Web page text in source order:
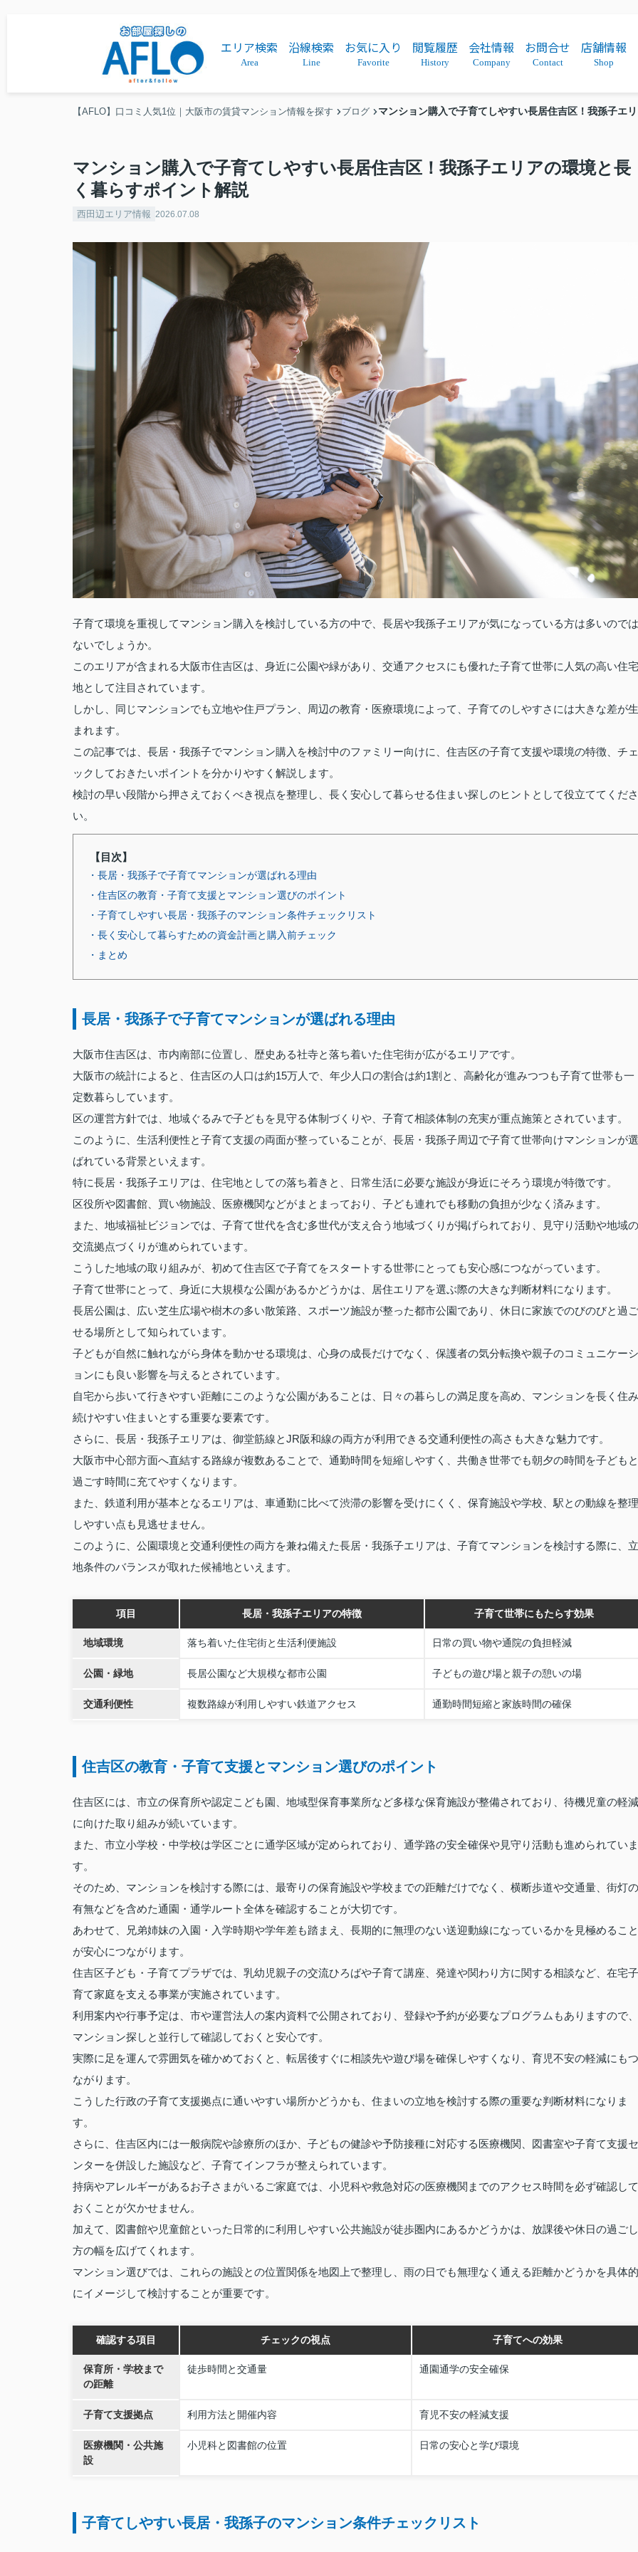
エリア検索
Area
沿線検索
Line
お気に入り
Favorite
閲覧履歴
History
会社情報
Company
お問合せ
Contact
店舗情報
Shop
【AFLO】口コミ人気1位｜大阪市の賃貸マンション情報を探す ブログ マンション購入で子育てしやすい長居住吉区！我孫子エ
マンション購入で子育てしやすい長居住吉区！我孫子エリアの環境と長
く暮らすポイント解説
西田辺エリア情報 2026.07.08
子育て環境を重視してマンション購入を検討している方の中で、長居や我孫子エリアが気になっている方は多いのでは
ないでしょうか。
このエリアが含まれる大阪市住吉区は、身近に公園や緑があり、交通アクセスにも優れた子育て世帯に人気の高い住宅
地として注目されています。
しかし、同じマンションでも立地や住戸プラン、周辺の教育・医療環境によって、子育てのしやすさには大きな差が生
まれます。
この記事では、長居・我孫子でマンション購入を検討中のファミリー向けに、住吉区の子育て支援や環境の特徴、チェ
ックしておきたいポイントを分かりやすく解説します。
検討の早い段階から押さえておくべき視点を整理し、長く安心して暮らせる住まい探しのヒントとして役立ててくださ
い。
【目次】
・長居・我孫子で子育てマンションが選ばれる理由
・住吉区の教育・子育て支援とマンション選びのポイント
・子育てしやすい長居・我孫子のマンション条件チェックリスト
・長く安心して暮らすための資金計画と購入前チェック
・まとめ
長居・我孫子で子育てマンションが選ばれる理由
大阪市住吉区は、市内南部に位置し、歴史ある社寺と落ち着いた住宅街が広がるエリアです。
大阪市の統計によると、住吉区の人口は約15万人で、年少人口の割合は約1割と、高齢化が進みつつも子育て世帯も一
定数暮らしています。
区の運営方針では、地域ぐるみで子どもを見守る体制づくりや、子育て相談体制の充実が重点施策とされています。
このように、生活利便性と子育て支援の両面が整っていることが、長居・我孫子周辺で子育て世帯向けマンションが選
ばれている背景といえます。
特に長居・我孫子エリアは、住宅地としての落ち着きと、日常生活に必要な施設が身近にそろう環境が特徴です。
区役所や図書館、買い物施設、医療機関などがまとまっており、子ども連れでも移動の負担が少なく済みます。
また、地域福祉ビジョンでは、子育て世代を含む多世代が支え合う地域づくりが掲げられており、見守り活動や地域の
交流拠点づくりが進められています。
こうした地域の取り組みが、初めて住吉区で子育てをスタートする世帯にとっても安心感につながっています。
子育て世帯にとって、身近に大規模な公園があるかどうかは、居住エリアを選ぶ際の大きな判断材料になります。
長居公園は、広い芝生広場や樹木の多い散策路、スポーツ施設が整った都市公園であり、休日に家族でのびのびと過ご
せる場所として知られています。
子どもが自然に触れながら身体を動かせる環境は、心身の成長だけでなく、保護者の気分転換や親子のコミュニケーシ
ョンにも良い影響を与えるとされています。
自宅から歩いて行きやすい距離にこのような公園があることは、日々の暮らしの満足度を高め、マンションを長く住み
続けやすい住まいとする重要な要素です。
さらに、長居・我孫子エリアは、御堂筋線とJR阪和線の両方が利用できる交通利便性の高さも大きな魅力です。
大阪市中心部方面へ直結する路線が複数あることで、通勤時間を短縮しやすく、共働き世帯でも朝夕の時間を子どもと
過ごす時間に充てやすくなります。
また、鉄道利用が基本となるエリアは、車通勤に比べて渋滞の影響を受けにくく、保育施設や学校、駅との動線を整理
しやすい点も見逃せません。
このように、公園環境と交通利便性の両方を兼ね備えた長居・我孫子エリアは、子育てマンションを検討する際に、立
地条件のバランスが取れた候補地といえます。
項目 長居・我孫子エリアの特徴 子育て世帯にもたらす効果
地域環境 落ち着いた住宅街と生活利便施設 日常の買い物や通院の負担軽減
公園・緑地 長居公園など大規模な都市公園 子どもの遊び場と親子の憩いの場
交通利便性 複数路線が利用しやすい鉄道アクセス 通勤時間短縮と家族時間の確保
住吉区の教育・子育て支援とマンション選びのポイント
住吉区には、市立の保育所や認定こども園、地域型保育事業所など多様な保育施設が整備されており、待機児童の軽減
に向けた取り組みが続いています。
また、市立小学校・中学校は学区ごとに通学区域が定められており、通学路の安全確保や見守り活動も進められていま
す。
そのため、マンションを検討する際には、最寄りの保育施設や学校までの距離だけでなく、横断歩道や交通量、街灯の
有無などを含めた通園・通学ルート全体を確認することが大切です。
あわせて、兄弟姉妹の入園・入学時期や学年差も踏まえ、長期的に無理のない送迎動線になっているかを見極めること
が安心につながります。
住吉区子ども・子育てプラザでは、乳幼児親子の交流ひろばや子育て講座、発達や関わり方に関する相談など、在宅子
育て家庭を支える事業が実施されています。
利用案内や行事予定は、市や運営法人の案内資料で公開されており、登録や予約が必要なプログラムもありますので、
マンション探しと並行して確認しておくと安心です。
実際に足を運んで雰囲気を確かめておくと、転居後すぐに相談先や遊び場を確保しやすくなり、育児不安の軽減にもつ
ながります。
こうした行政の子育て支援拠点に通いやすい場所かどうかも、住まいの立地を検討する際の重要な判断材料になりま
す。
さらに、住吉区内には一般病院や診療所のほか、子どもの健診や予防接種に対応する医療機関、図書室や子育て支援セ
ンターを併設した施設など、子育てインフラが整えられています。
持病やアレルギーがあるお子さまがいるご家庭では、小児科や救急対応の医療機関までのアクセス時間を必ず確認して
おくことが欠かせません。
加えて、図書館や児童館といった日常的に利用しやすい公共施設が徒歩圏内にあるかどうかは、放課後や休日の過ごし
方の幅を広げてくれます。
マンション選びでは、これらの施設との位置関係を地図上で整理し、雨の日でも無理なく通える距離かどうかを具体的
にイメージして検討することが重要です。
確認する項目 チェックの視点 子育てへの効果
保育所・学校まで
の距離
徒歩時間と交通量 通園通学の安全確保
子育て支援拠点 利用方法と開催内容 育児不安の軽減支援
医療機関・公共施
設
小児科と図書館の位置 日常の安心と学び環境
子育てしやすい長居・我孫子のマンション条件チェックリスト